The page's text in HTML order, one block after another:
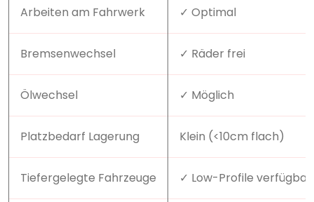
Arbeiten am Fahrwerk ✓ Optimal
Bremsenwechsel ✓ Räder frei
Ölwechsel ✓ Möglich
Platzbedarf Lagerung Klein (<10cm flach)
Tiefergelegte Fahrzeuge ✓ Low-Profile verfügbar